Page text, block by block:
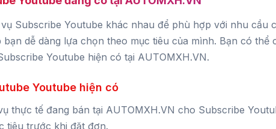
Youtube đang có tại AUTOMXH.VN
vụ Subscribe Youtube khác nhau để phù hợp với nhu
dễ dàng lựa chọn theo mục tiêu của mình. Bạn có
Youtube hiện có tại AUTOMXH.VN.
Youtube hiện có
thực tế đang bán tại AUTOMXH.VN cho Subscribe